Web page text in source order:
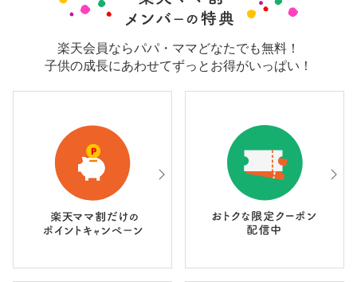
楽天会員ならパパ・ママどなたでも無料！
子供の成長にあわせてずっとお得がいっぱい！